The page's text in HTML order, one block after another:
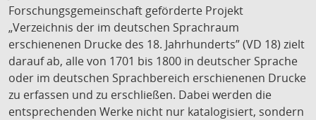
Forschungsgemeinschaft geförderte Projekt
„Verzeichnis der im deutschen Sprachraum
erschienenen Drucke des 18. Jahrhunderts” (VD 18) zielt
darauf ab, alle von 1701 bis 1800 in deutscher Sprache
oder im deutschen Sprachbereich erschienenen Drucke
zu erfassen und zu erschließen. Dabei werden die
entsprechenden Werke nicht nur katalogisiert, sondern